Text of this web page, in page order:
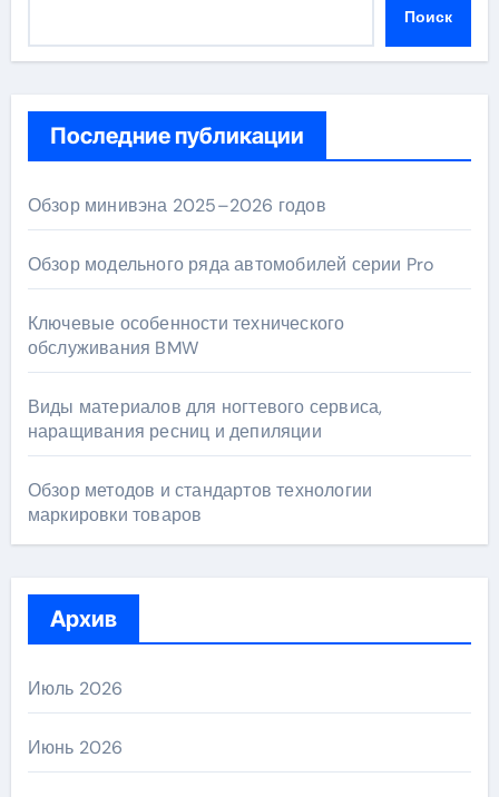
Поиск
Последние публикации
Обзор минивэна 2025–2026 годов
Обзор модельного ряда автомобилей серии Pro
Ключевые особенности технического
обслуживания BMW
Виды материалов для ногтевого сервиса,
наращивания ресниц и депиляции
Обзор методов и стандартов технологии
маркировки товаров
Архив
Июль 2026
Июнь 2026